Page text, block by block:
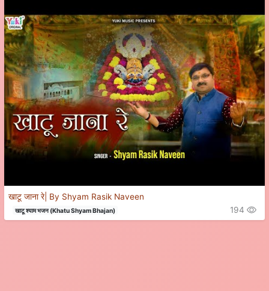
खाटू जाना रे| By Shyam Rasik Naveen
खाटू श्याम भजन (Khatu Shyam Bhajan) 194